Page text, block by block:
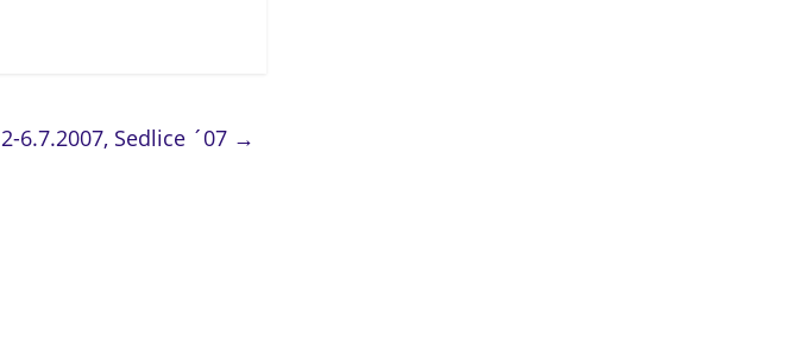
2-6.7.2007, Sedlice ´07 →